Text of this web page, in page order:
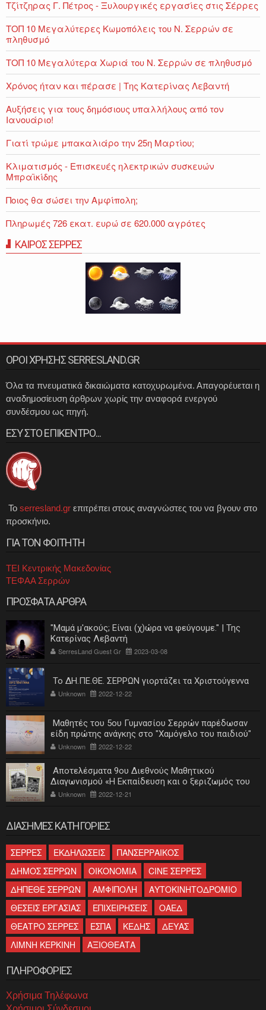
Τζίτζηρας Γ. Πέτρος - Ξυλουργικές εργασίες στις Σέρρες
ΤΟΠ 10 Μεγαλύτερες Κωμοπόλεις του Ν. Σερρών σε
πληθυσμό
ΤΟΠ 10 Μεγαλύτερα Χωριά του Ν. Σερρών σε πληθυσμό
Χρόνος ήταν και πέρασε | Της Κατερίνας Λεβαντή
Αυξήσεις για τους δημόσιους υπαλλήλους από τον
Ιανουάριο!
Γιατί τρώμε μπακαλιάρο την 25η Μαρτίου;
Κλιματισμός - Επισκευές ηλεκτρικών συσκευών
Μπραϊκίδης
Ποιος θα σώσει την Αμφίπολη;
Πληρωμές 726 εκατ. ευρώ σε 620.000 αγρότες
ΚΑΙΡΟΣ ΣΕΡΡΕΣ
ΟΡΟΙ ΧΡΗΣΗΣ SERRESLAND.GR
Όλα τα πνευματικά δικαιώματα κατοχυρωμένα. Απαγορέυεται η
αναδημοσίευση άρθρων χωρίς την αναφορά ενεργού
συνδέσμου ως πηγή.
ΕΣΥ ΣΤΟ ΕΠΙΚΕΝΤΡΟ...
Το serresland.gr επιτρέπει στους αναγνώστες του να βγουν στο
προσκήνιο.
ΓΙΑ ΤΟΝ ΦΟΙΤΗΤΗ
ΤΕΙ Κεντρικής Μακεδονίας
ΤΕΦΑΑ Σερρών
ΠΡΟΣΦΑΤΑ ΑΡΘΡΑ
"Μαμά μ'ακούς; Είναι (χ)ώρα να φεύγουμε." | Της
Κατερίνας Λεβαντή
SerresLand Guest Gr 2023-03-08
Το ΔΗ.ΠΕ.ΘΕ. ΣΕΡΡΩΝ γιορτάζει τα Χριστούγεννα
Unknown 2022-12-22
Μαθητές του 5ου Γυμνασίου Σερρών παρέδωσαν
είδη πρώτης ανάγκης στο "Χαμόγελο του παιδιού"
Unknown 2022-12-22
Αποτελέσματα 9ου Διεθνούς Μαθητικού
Διαγωνισμού «Η Εκπαίδευση και ο ξεριζωμός του
ελληνισμού»
Unknown 2022-12-21
ΔΙΑΣΗΜΕΣ ΚΑΤΗΓΟΡΙΕΣ
ΣΕΡΡΕΣ ΕΚΔΗΛΩΣΕΙΣ
ΠΑΝΣΕΡΡΑΙΚΟΣ
ΔΗΜΟΣ ΣΕΡΡΩΝ
ΟΙΚΟΝΟΜΙΑ
CINE ΣΕΡΡΕΣ
ΔΗΠΕΘΕ ΣΕΡΡΩΝ
ΑΜΦΙΠΟΛΗ
ΑΥΤΟΚΙΝΗΤΟΔΡΟΜΙΟ
ΘΕΣΕΙΣ ΕΡΓΑΣΙΑΣ
ΕΠΙΧΕΙΡΗΣΕΙΣ
ΟΑΕΔ
ΘΕΑΤΡΟ ΣΕΡΡΕΣ
ΕΣΠΑ ΚΕΔΗΣ
ΔΕΥΑΣ
ΛΙΜΝΗ ΚΕΡΚΙΝΗ
ΑΞΙΟΘΕΑΤΑ
ΠΛΗΡΟΦΟΡΙΕΣ
Χρήσιμα Τηλέφωνα